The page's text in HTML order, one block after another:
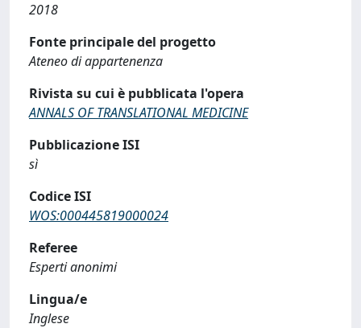
2018
Fonte principale del progetto
Ateneo di appartenenza
Rivista su cui è pubblicata l'opera
ANNALS OF TRANSLATIONAL MEDICINE
Pubblicazione ISI
sì
Codice ISI
WOS:000445819000024
Referee
Esperti anonimi
Lingua/e
Inglese